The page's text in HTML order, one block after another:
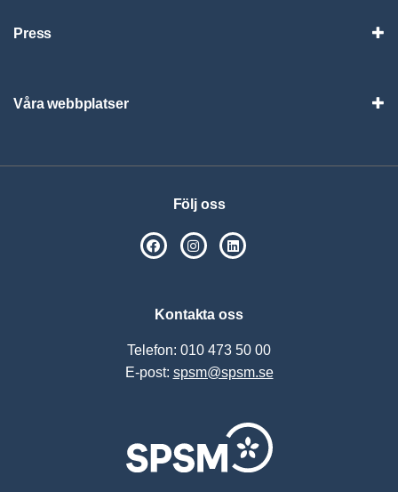
Press
Våra webbplatser
Följ oss
SPSM på Facebook
SPSM på Instagram
Kontakta oss
Telefon: 010 473 50 00
E-post: spsm@spsm.se